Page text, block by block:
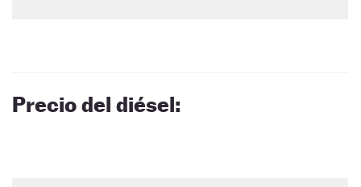
Precio del diésel: